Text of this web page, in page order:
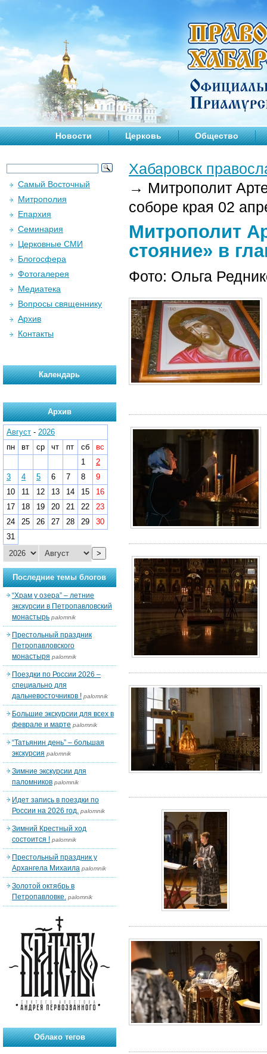
Новости Церковь Общество
Хабаровск
→ Митрополит
соборе края 02
Митрополит
стояние» в
Фото: Ольга
Самый Восточный
Митрополия
Епархия
Семинария
Церковные СМИ
Блогосфера
Фотогалерея
Медиатека
Вопросы священнику
Архив
Контакты
Календарь
Архив
Август - 2026
пн
вт ср чт пт сб
вс
1
2
3
4 5 6 7 8
9
10
11 12 13 14 15
16
17
18 19 20 21 22
23
24
25 26 27 28 29
30
31
>
Последние темы блогов
“Храм у озера” – летние
экскурсии в Петропавловский
монастырь palomnik
Престольный праздник
Петропавловского
монастыря palomnik
Поездки по России 2026 –
специально для
дальневосточников ! palomnik
Большие экскурсии для всех в
феврале и марте palomnik
“Татьянин день” – большая
экскурсия palomnik
Зимние экскурсии для
паломников palomnik
Идет запись в поездки по
России на 2026 год. palomnik
Зимний Крестный ход
состоится ! palomnik
Престольный праздник у
Архангела Михаила palomnik
Золотой октябрь в
Петропавловке. palomnik
Облако тегов